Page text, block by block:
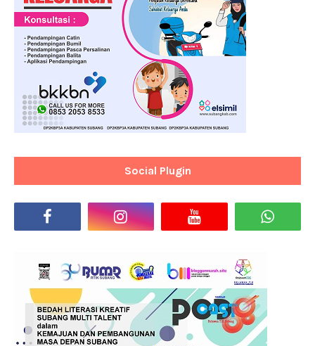
Social Plugin